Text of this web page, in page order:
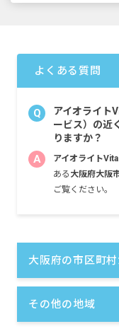
■
よくある質問
Q
アイオライト
ービス）の近
りますか？
A アイオライト
ある 大阪府大阪
ご覧ください。
大阪府の市区町
その他の地域